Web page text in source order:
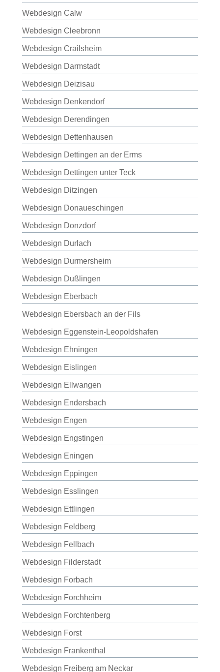
Webdesign Calw
Webdesign Cleebronn
Webdesign Crailsheim
Webdesign Darmstadt
Webdesign Deizisau
Webdesign Denkendorf
Webdesign Derendingen
Webdesign Dettenhausen
Webdesign Dettingen an der Erms
Webdesign Dettingen unter Teck
Webdesign Ditzingen
Webdesign Donaueschingen
Webdesign Donzdorf
Webdesign Durlach
Webdesign Durmersheim
Webdesign Dußlingen
Webdesign Eberbach
Webdesign Ebersbach an der Fils
Webdesign Eggenstein-Leopoldshafen
Webdesign Ehningen
Webdesign Eislingen
Webdesign Ellwangen
Webdesign Endersbach
Webdesign Engen
Webdesign Engstingen
Webdesign Eningen
Webdesign Eppingen
Webdesign Esslingen
Webdesign Ettlingen
Webdesign Feldberg
Webdesign Fellbach
Webdesign Filderstadt
Webdesign Forbach
Webdesign Forchheim
Webdesign Forchtenberg
Webdesign Forst
Webdesign Frankenthal
Webdesign Freiberg am Neckar